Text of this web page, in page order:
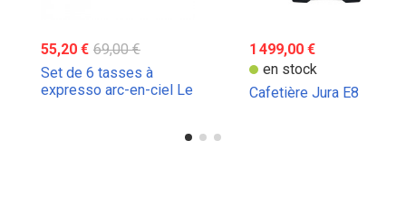
55,20 € 69,00 €
Set de 6 tasses à
expresso arc-en-ciel Le
1 499,00 €
en stock
Cafetière Jura E8